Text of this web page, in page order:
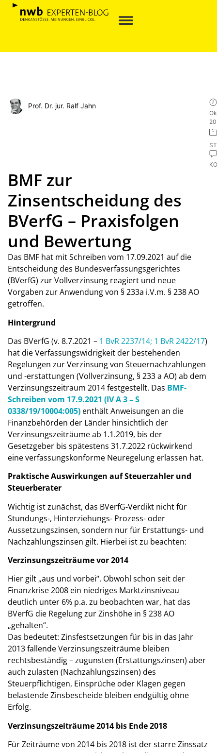
Prof. Dr. jur. Ralf Jahn
BMF zur
Zinsentscheidung des
BVerfG – Praxisfolgen
und Bewertung
Das BMF hat mit Schreiben vom 17.09.2021 auf die
Entscheidung des Bundesverfassungsgerichtes
(BVerfG) zur Vollverzinsung reagiert und neue
Vorgaben zur Anwendung von § 233a i.V.m. § 238 AO
getroffen.
Hintergrund
Das BVerfG (v. 8.7.2021 – 1 BvR 2237/14; 1 BvR 2422/17)
hat die Verfassungswidrigkeit der bestehenden
Regelungen zur Verzinsung von Steuernachzahlungen
und -erstattungen (Vollverzinsung, § 233 a AO) ab dem
Verzinsungszeitraum 2014 festgestellt. Das BMF-
Schreiben vom 17.9.2021 (IV A 3 – S
0338/19/10004:005) enthält Anweisungen an die
Finanzbehörden der Länder hinsichtlich der
Verzinsungszeiträume ab 1.1.2019, bis der
Gesetzgeber bis spätestens 31.7.2022 rückwirkend
eine verfassungskonforme Neuregelung erlassen hat.
Praktische Auswirkungen auf Steuerzahler und
Steuerberater
Wichtig ist zunächst, das BVerfG-Verdikt nicht für
Stundungs-, Hinterziehungs- Prozess- oder
Aussetzungszinsen, sondern nur für Erstattungs- und
Nachzahlungszinsen gilt. Hierbei ist zu beachten:
Verzinsungszeiträume vor 2014
Hier gilt „aus und vorbei“. Obwohl schon seit der
Finanzkrise 2008 ein niedriges Marktzinsniveau
deutlich unter 6% p.a. zu beobachten war, hat das
BVerfG die Regelung zur Zinshöhe in § 238 AO
„gehalten“.
Das bedeutet: Zinsfestsetzungen für bis in das Jahr
2013 fallende Verzinsungszeiträume bleiben
rechtsbeständig – zugunsten (Erstattungszinsen) aber
auch zulasten (Nachzahlungszinsen) des
Steuerpflichtigen, Einsprüche oder Klagen gegen
belastende Zinsbescheide bleiben endgültig ohne
Erfolg.
Verzinsungszeiträume 2014 bis Ende 2018
Für Zeiträume von 2014 bis 2018 ist der starre Zinssatz